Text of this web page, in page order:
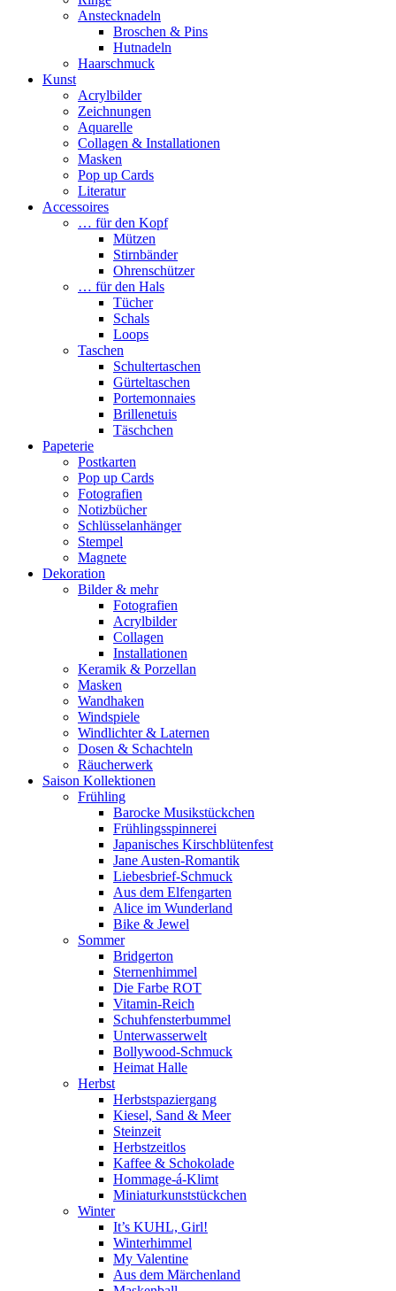
Anstecknadeln
Broschen & Pins
Hutnadeln
Haarschmuck
Kunst
Acrylbilder
Zeichnungen
Aquarelle
Collagen & Installationen
Masken
Pop up Cards
Literatur
Accessoires
… für den Kopf
Mützen
Stirnbänder
Ohrenschützer
… für den Hals
Tücher
Schals
Loops
Taschen
Schultertaschen
Gürteltaschen
Portemonnaies
Brillenetuis
Täschchen
Papeterie
Postkarten
Pop up Cards
Fotografien
Notizbücher
Schlüsselanhänger
Stempel
Magnete
Dekoration
Bilder & mehr
Fotografien
Acrylbilder
Collagen
Installationen
Keramik & Porzellan
Masken
Wandhaken
Windspiele
Windlichter & Laternen
Dosen & Schachteln
Räucherwerk
Saison Kollektionen
Frühling
Barocke Musikstückchen
Frühlingsspinnerei
Japanisches Kirschblütenfest
Jane Austen-Romantik
Liebesbrief-Schmuck
Aus dem Elfengarten
Alice im Wunderland
Bike & Jewel
Sommer
Bridgerton
Sternenhimmel
Die Farbe ROT
Vitamin-Reich
Schuhfensterbummel
Unterwasserwelt
Bollywood-Schmuck
Heimat Halle
Herbst
Herbstspaziergang
Kiesel, Sand & Meer
Steinzeit
Herbstzeitlos
Kaffee & Schokolade
Hommage-á-Klimt
Miniaturkunststückchen
Winter
It’s KUHL, Girl!
Winterhimmel
My Valentine
Aus dem Märchenland